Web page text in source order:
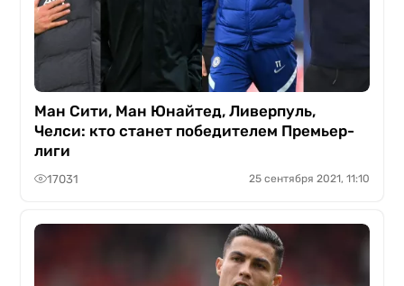
Ман Сити, Ман Юнайтед, Ливерпуль,
Челси: кто станет победителем Премьер-
лиги
17031 25 сентября 2021, 11:10